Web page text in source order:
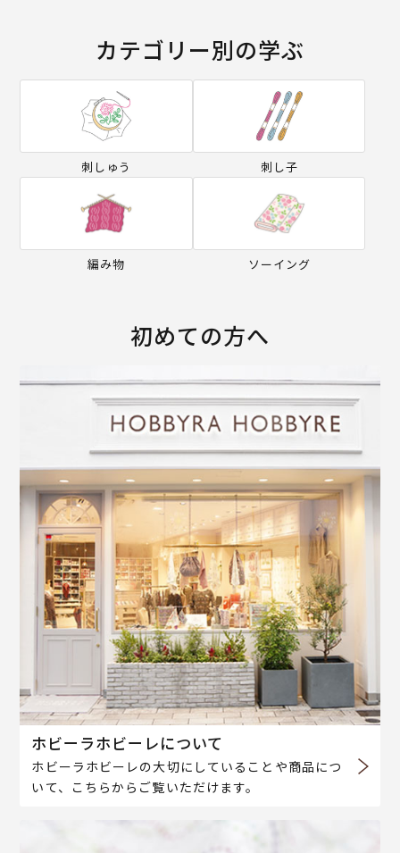
カテゴリー別の学ぶ
刺しゅう 刺し子
編み物 ソーイング
初めての方へ
ホビーラホビーレについて
ホビーラホビーレの大切にしていることや商品につ
いて、こちらからご覧いただけます。